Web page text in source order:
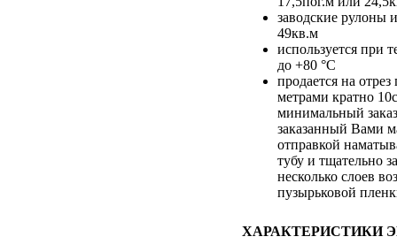
заводские рулоны
49кв.м
используется при
до +80 °С
продается на
метрами кратно
минимальный
заказанный Вами
отправкой
тубу и тщательно
несколько слоев
пузырьковой
ХАРАКТЕРИСТИКИ